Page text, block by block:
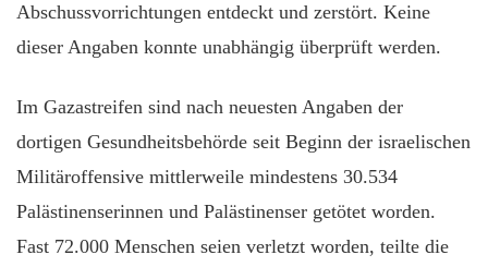
Abschussvorrichtungen entdeckt und zerstört. Keine
dieser Angaben konnte unabhängig überprüft werden.
Im Gazastreifen sind nach neuesten Angaben der
dortigen Gesundheitsbehörde seit Beginn der israelischen
Militäroffensive mittlerweile mindestens 30.534
Palästinenserinnen und Palästinenser getötet worden.
Fast 72.000 Menschen seien verletzt worden, teilte die